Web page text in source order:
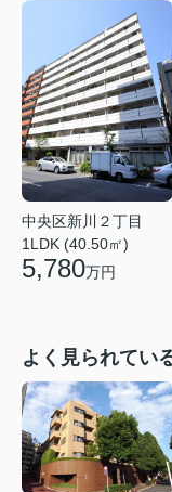
中央区新川２丁目
1LDK (40.50㎡)
5,780万円
よく見られてい